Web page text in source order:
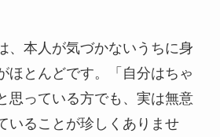
、本人が気づかないうちに身
ほとんどです。「自分はちゃ
思っている方でも、実は無意
いることが珍しくありませ